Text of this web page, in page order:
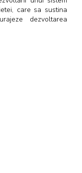
care sa sustina
dezvoltarea